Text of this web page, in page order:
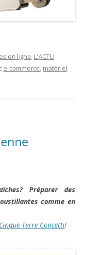
en ligne, L'ACTU
e-commerce, matériel
Préparer des
comme en
Cinque Terre Concetti!